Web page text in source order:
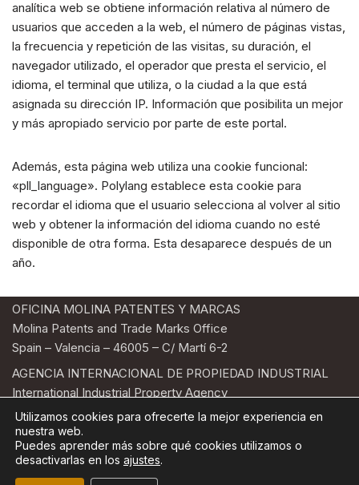
analítica web se obtiene información relativa al número de
usuarios que acceden a la web, el número de páginas vistas,
la frecuencia y repetición de las visitas, su duración, el
navegador utilizado, el operador que presta el servicio, el
idioma, el terminal que utiliza, o la ciudad a la que está
asignada su dirección IP. Información que posibilita un mejor
y más apropiado servicio por parte de este portal.
Además, esta página web utiliza una cookie funcional:
«pll_language». Polylang establece esta cookie para
recordar el idioma que el usuario selecciona al volver al sitio
web y obtener la información del idioma cuando no esté
disponible de otra forma. Esta desaparece después de un
año.
OFICINA MOLINA PATENTES Y MARCAS
Molina Patents and Trade Marks Office
Spain – Valencia – 46005 – C/ Martí 6-2
AGENCIA INTERNACIONAL DE PROPIEDAD INDUSTRIAL
International Industrial Property Agency
Telf. +34-963522748 | E-mail: oficmolina@oficmolina.com
POLÍTICA DE PRIVACIDAD
AVISO LEGAL
POLÍTICA DE COOKIES
Utilizamos cookies para ofrecerte la mejor experiencia en
nuestra web.
Puedes aprender más sobre qué cookies utilizamos o
desactivarlas en los ajustes.